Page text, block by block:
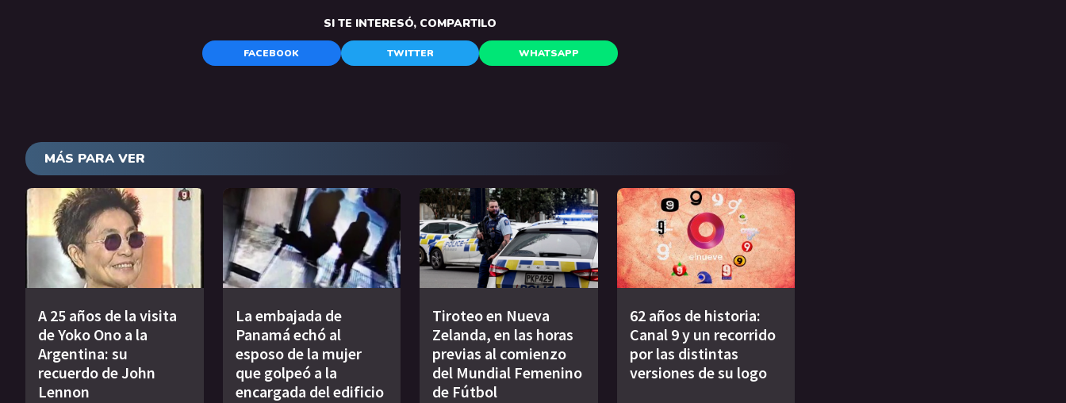
SI TE INTERESÓ, COMPARTILO
FACEBOOK TWITTER WHATSAPP
MÁS PARA VER
A 25 años de la visita
de Yoko Ono a la
Argentina: su
recuerdo de John
Lennon
La embajada de
Panamá echó al
esposo de la mujer
que golpeó a la
encargada del edificio
Tiroteo en Nueva
Zelanda, en las horas
previas al comienzo
del Mundial Femenino
de Fútbol
62 años de historia:
Canal 9 y un recorrido
por las distintas
versiones de su logo